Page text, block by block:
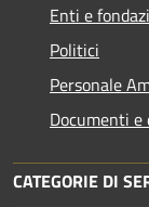
Enti e
Politici
Personale
Documenti e
CATEGORIE DI